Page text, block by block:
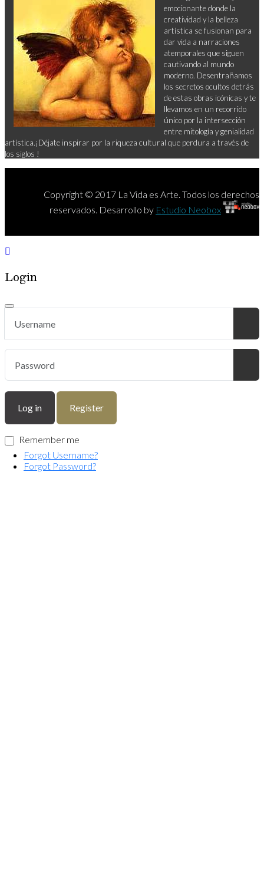
emocionante donde la
creatividad y la belleza
artística se fusionan para
dar vida a narraciones
atemporales que siguen
cautivando al mundo
moderno. Desentrañamos
los secretos ocultos detrás
de estas obras icónicas y te
llevamos en un recorrido
único por la intersección
entre mitología y genialidad
artística.¡Déjate inspirar por la riqueza cultural que perdura a través de
los siglos !
Copyright © 2017 La Vida es Arte. Todos los derechos
reservados. Desarrollo by Estudio Neobox
Login
Log in Register
Remember me
Forgot Username?
Forgot Password?